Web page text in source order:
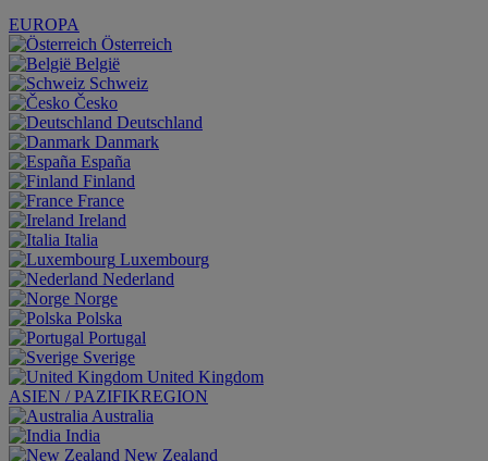
EUROPA
Österreich
België
Schweiz
Česko
Deutschland
Danmark
España
Finland
France
Ireland
Italia
Luxembourg
Nederland
Norge
Polska
Portugal
Sverige
United Kingdom
ASIEN / PAZIFIKREGION
Australia
India
New Zealand